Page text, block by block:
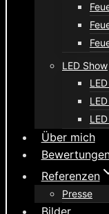
LED Show
Über mich
Referenzen
Presse
Bilder